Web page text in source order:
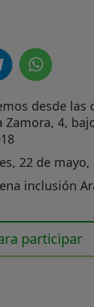
desde las
Zamora, 4,
22 de
inclusión
participar